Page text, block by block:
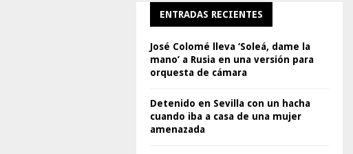
ENTRADAS RECIENTES
José Colomé lleva ‘Soleá, dame la
mano’ a Rusia en una versión para
orquesta de cámara
Detenido en Sevilla con un hacha
cuando iba a casa de una mujer
amenazada